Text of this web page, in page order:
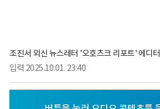
조진서 외신 뉴스레터 '오호츠크 리포트' 에디터
입력 2025.10.01. 23:40